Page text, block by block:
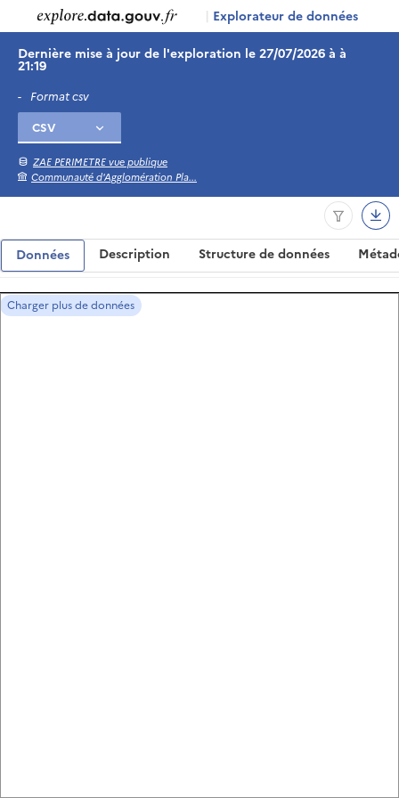
| Explorateur de données
Dernière mise à jour de l'exploration le 27/07/2026 à à
21:19
- Format csv
ZAE PERIMETRE vue publique
Communauté d'Agglomération Pla...
Données Description Structure de données
Charger plus de données